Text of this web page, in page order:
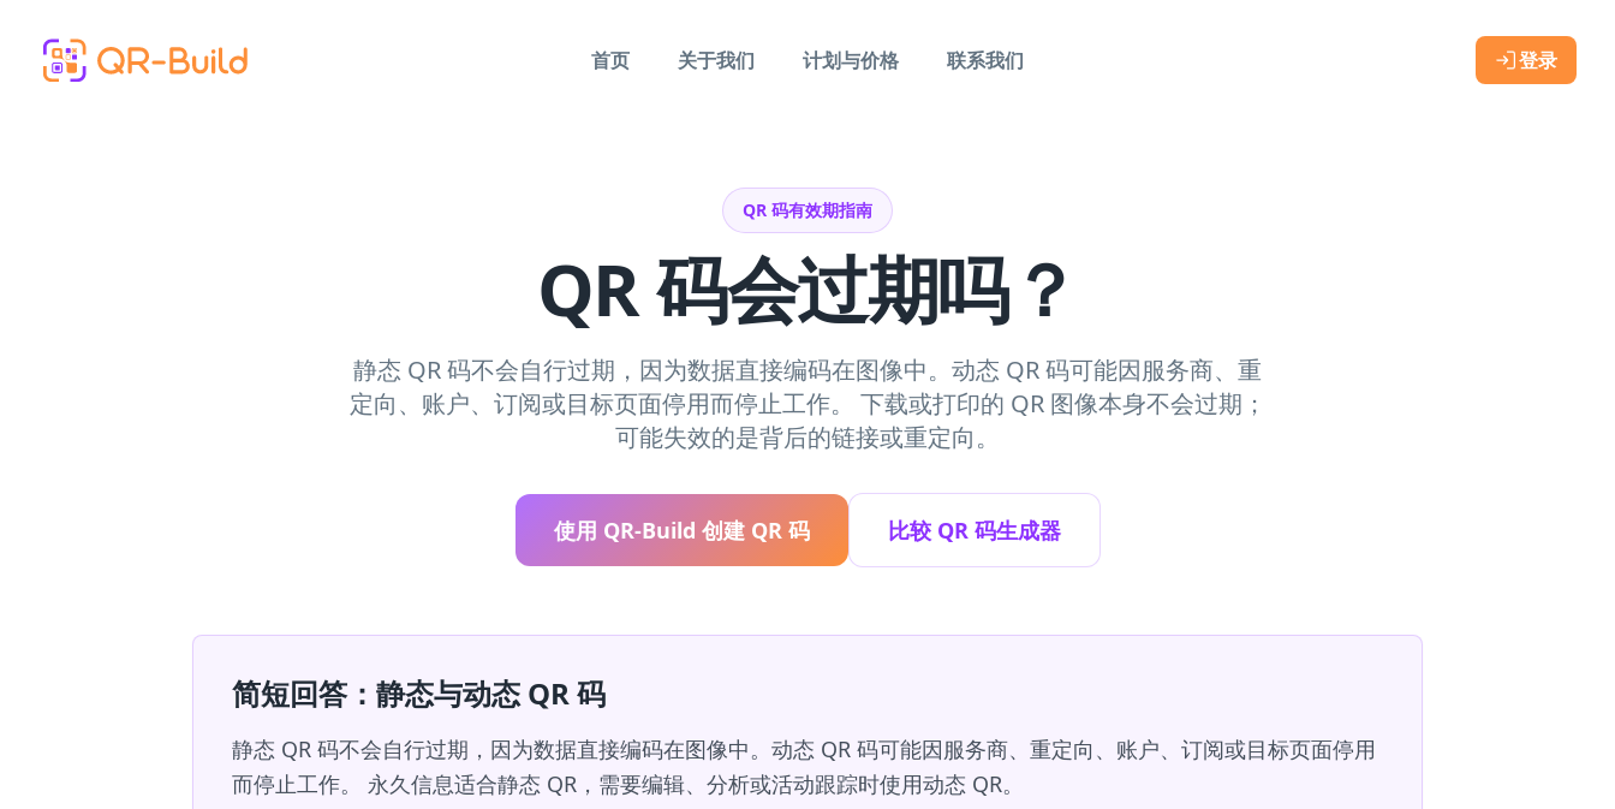
首页
关于我们 计划与价格 联系我们 登录
QR 码有效期指南
QR 码会过期吗？
静态 QR 码不会自行过期，因为数据直接编码在图像中。动态 QR 码可能因服务商、重
定向、账户、订阅或目标页面停用而停止工作。 下载或打印的 QR 图像本身不会过期；
可能失效的是背后的链接或重定向。
使用 QR-Build 创建 QR 码 比较 QR 码生成器
简短回答：静态与动态 QR 码
静态 QR 码不会自行过期，因为数据直接编码在图像中。动态 QR 码可能因服务商、重定向、账户、订阅或目标页面停用
而停止工作。 永久信息适合静态 QR，需要编辑、分析或活动跟踪时使用动态 QR。